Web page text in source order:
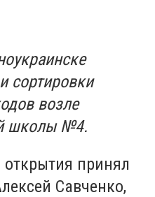
сортировки
возле
школы №4.
принял
Савченко,